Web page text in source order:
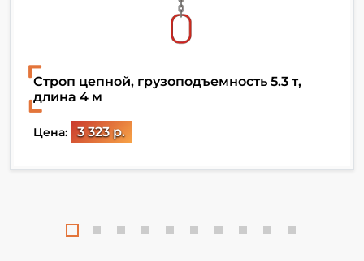
Строп цепной, грузоподъемность 5.3 т,
длина 4 м
Цена: 3 323 р.